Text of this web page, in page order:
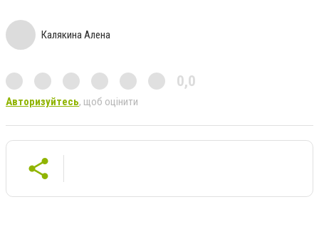
Калякина Алена
0,0
Авторизуйтесь, щоб оцінити